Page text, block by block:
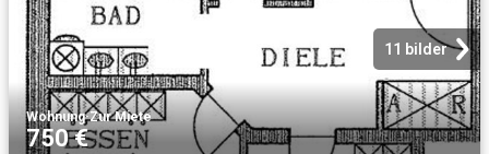
11 bilder
Wohnung·Zur Miete
750 €